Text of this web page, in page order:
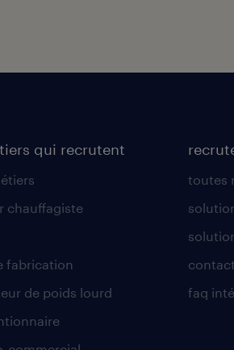
qui recrutent
chauffagiste
fabrication
de poids lourd
toutes
faq